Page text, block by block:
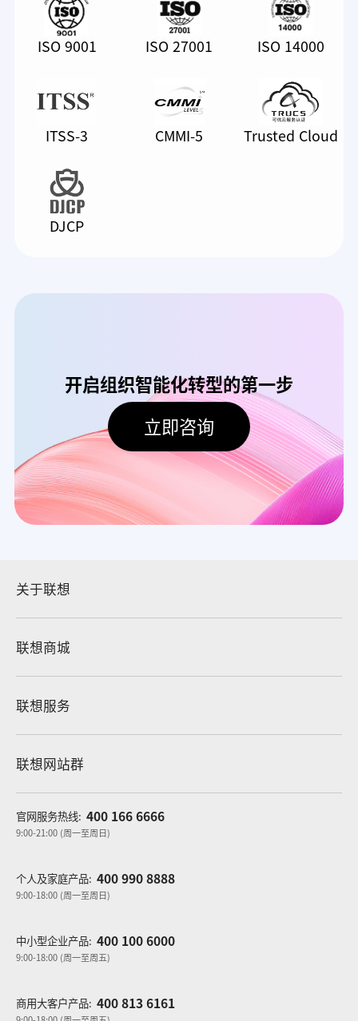
ISO 9001 ISO 27001 ISO 14000
ITSS-3 CMMI-5 Trusted Cloud
DJCP
开启组织智能化转型的第一步
立即咨询
关于联想
联想商城
联想服务
联想网站群
官网服务热线: 400 166 6666
9:00-21:00 (周一至周日)
个人及家庭产品: 400 990 8888
9:00-18:00 (周一至周日)
中小型企业产品: 400 100 6000
9:00-18:00 (周一至周五)
商用大客户产品: 400 813 6161